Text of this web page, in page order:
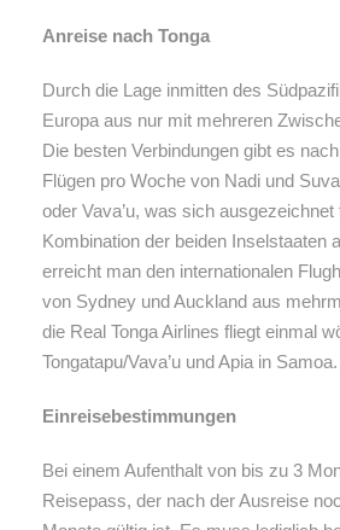
Anreise nach Tonga
Durch die Lage inmitten des
Europa aus nur mit mehreren
Die besten Verbindungen gibt es
Flügen pro Woche von Nadi und
oder Vava’u, was sich ausgezeichnet
Kombination der beiden Inselstaaten
erreicht man den internationalen
von ​Sydney und Auckland aus
die Real Tonga Airlines fliegt einmal
Tongatapu/Vava’u und Apia in Samoa.
Einreisebestimmungen
Bei einem Aufenthalt von bis zu 3
Reisepass, der nach der Ausreise